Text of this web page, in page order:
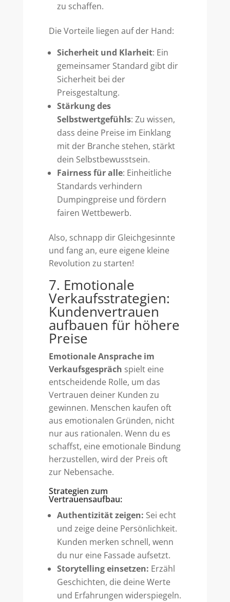
zu schaffen.
Die Vorteile liegen auf der Hand:
Sicherheit und Klarheit: Ein
gemeinsamer Standard gibt dir
Sicherheit bei der
Preisgestaltung.
Stärkung des
Selbstwertgefühls: Zu wissen,
dass deine Preise im Einklang
mit der Branche stehen, stärkt
dein Selbstbewusstsein.
Fairness für alle: Einheitliche
Standards verhindern
Dumpingpreise und fördern
fairen Wettbewerb.
Also, schnapp dir Gleichgesinnte
und fang an, eure eigene kleine
Revolution zu starten!
7. Emotionale
Verkaufsstrategien:
Kundenvertrauen
aufbauen für höhere
Preise
Emotionale Ansprache im
Verkaufsgespräch spielt eine
entscheidende Rolle, um das
Vertrauen deiner Kunden zu
gewinnen. Menschen kaufen oft
aus emotionalen Gründen, nicht
nur aus rationalen. Wenn du es
schaffst, eine emotionale Bindung
herzustellen, wird der Preis oft
zur Nebensache.
Strategien zum
Vertrauensaufbau:
Authentizität zeigen: Sei echt
und zeige deine Persönlichkeit.
Kunden merken schnell, wenn
du nur eine Fassade aufsetzt.
Storytelling einsetzen: Erzähl
Geschichten, die deine Werte
und Erfahrungen widerspiegeln.